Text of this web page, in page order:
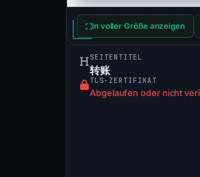
In voller Größe anzeigen
SEITENTITEL
转账
TLS-ZERTIFIKAT
Abgelaufen oder nicht